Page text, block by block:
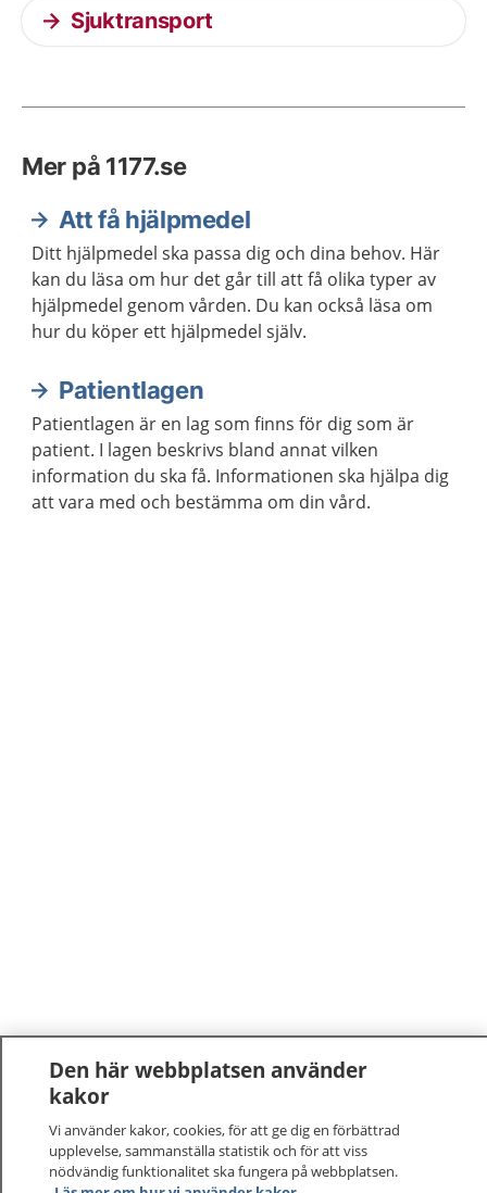
Sjuktransport
Mer på 1177.se
Att få hjälpmedel
Ditt hjälpmedel ska passa dig och dina behov. Här
kan du läsa om hur det går till att få olika typer av
hjälpmedel genom vården. Du kan också läsa om
hur du köper ett hjälpmedel själv.
Patientlagen
Patientlagen är en lag som finns för dig som är
patient. I lagen beskrivs bland annat vilken
information du ska få. Informationen ska hjälpa dig
att vara med och bestämma om din vård.
1177–tryggt om din hälsa och vård
Den här webbplatsen använder
kakor
Vi använder kakor, cookies, för att ge dig en förbättrad
upplevelse, sammanställa statistik och för att viss
nödvändig funktionalitet ska fungera på webbplatsen.